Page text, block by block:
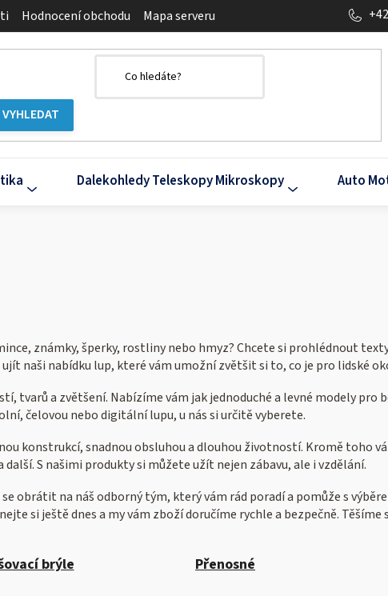
Hodnocení obchodu Mapa serveru
Dalekohledy Teleskopy Mikroskopy Auto
známky, šperky, rostliny nebo hmyz? Chcete si prohlédnout
naši nabídku lup, které vám umožní zvětšit si to, co je pro lidské
tvarů a zvětšení. Nabízíme vám jak jednoduché a levné modely
čelovou nebo digitální lupu, u nás si určitě vyberete.
konstrukcí, snadnou obsluhou a dlouhou životností. Kromě toho
S našimi produkty si můžete užít nejen zábavu, ale i vzdělání.
obrátit na náš odborný tým, který vám rád poradí a pomůže s
si ještě dnes a my vám zboží doručíme rychle a bezpečně. Těšíme
brýle Přenosné